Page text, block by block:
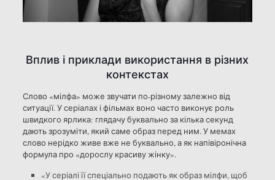
Вплив і приклади використання в різних
контекстах
Слово «мілфа» може звучати по-різному залежно від
ситуації. У серіалах і фільмах воно часто виконує роль
швидкого ярлика: глядачу буквально за кілька секунд
дають зрозуміти, який саме образ перед ним. У мемах
слово нерідко живе вже не буквально, а як напівіронічна
формула про «дорослу красиву жінку».
«У серіалі її спеціально подають як образ мілфи, щоб